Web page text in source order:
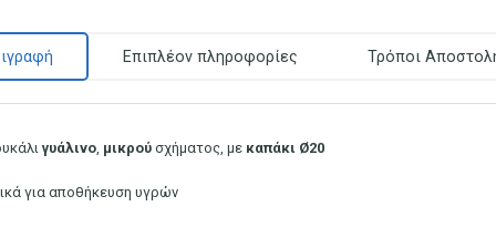
Επιπλέον πληροφορίες Τρόποι
γυάλινο, μικρού σχήματος, με καπάκι Ø20
για αποθήκευση υγρών